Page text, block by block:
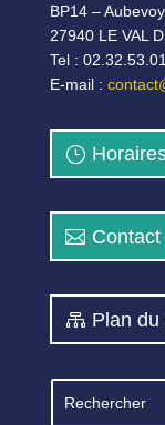
BP14 –
27940 LE VAL
Tel :
E-mail :
Contact
Plan du